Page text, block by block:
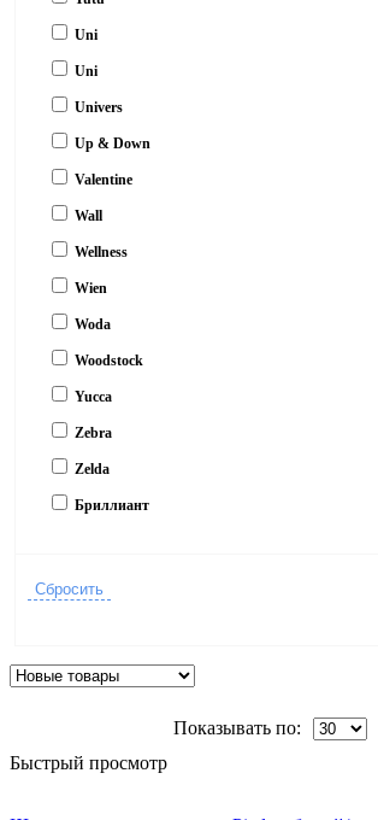
Uni
Uni
Univers
Up & Down
Valentine
Wall
Wellness
Wien
Woda
Woodstock
Yucca
Zebra
Zelda
Бриллиант
Показывать по:
Быстрый просмотр